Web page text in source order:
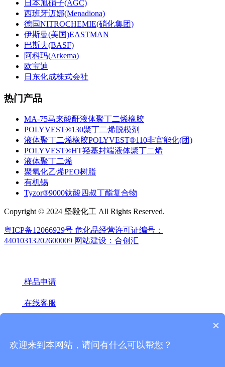
日本旭硝子(AGC)
西班牙迈娜(Menadiona)
德国NITROCHEMIE(硝化集团)
伊斯曼(美国)EASTMAN
巴斯夫(BASF)
阿科玛(Arkema)
欧宝迪
日东化成株式会社
热门产品
MA-75马来酸酐液体聚丁二烯橡胶
POLYVEST®130聚丁二烯脱模剂
液体聚丁二烯橡胶POLYVEST®110非官能化(团)
POLYVEST®HT羟基封端液体聚丁二烯
液体聚丁二烯
聚氧化乙烯PEO树脂
有机锡
Tyzor®9000钛酸四叔丁酯复合物
Copyright © 2024 坚毅化工 All Rights Reserved.
粤ICP备12066929号 危化品经营许可证编号：
44010313202600009 网站建设：合创汇
样品申请
在线客服
×
欢迎来到本网站，请问有什么可以帮您？